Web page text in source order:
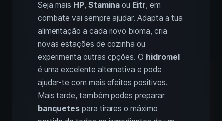
Seja mais HP, Stamina ou Eitr, em
combate vai sempre ajudar. Adapta a tua
alimentação a cada novo bioma, cria
novas estações de cozinha ou
experimenta outras opções. O hidromel
é uma excelente alternativa e pode
ajudar-te com mais efeitos positivos.
Mais tarde, também podes preparar
banquetes para tirares o máximo